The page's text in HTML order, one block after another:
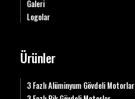
Galeri
Logolar
Ürünler
3 Fazlı Alüminyum Gövdeli Motorlar